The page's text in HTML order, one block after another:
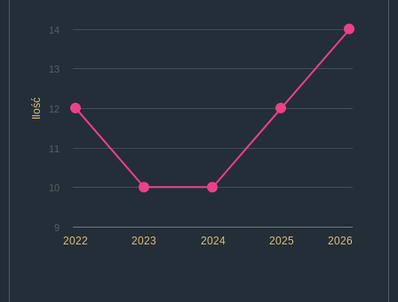
Ilość
2022 2024 2026
2023 2025
9
10
11
12
13
14